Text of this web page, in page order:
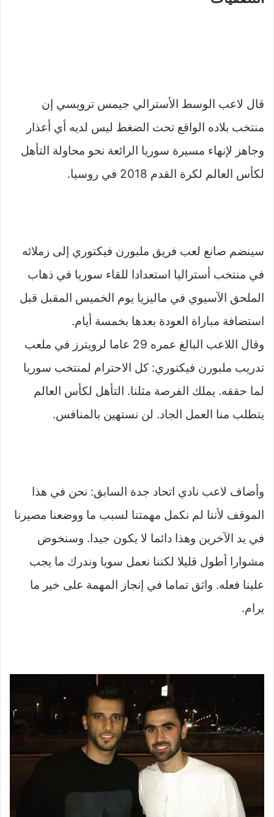
قال لاعب الوسط الأسترالي جيمس ترويسي إن
منتخب بلاده الواقع تحت الضغط ليس لديه أي أعذار
وجاهز لإنهاء مسيرة سوريا الرائعة نحو محاولة التأهل
لكأس العالم لكرة القدم 2018 في روسيا.
سينضم صانع لعب فريق ملبورن فيكتوري إلى زملائه
في منتخب أستراليا استعدادا للقاء سوريا في ذهاب
الملحق الآسيوي في ماليزيا يوم الخميس المقبل قبل
استضافة مباراة العودة بعدها بخمسة أيام.
وقال اللاعب البالغ عمره 29 عاما لرويترز في ملعب
تدريب ملبورن فيكتوري: كل الاحترام لمنتخب سوريا
لما حققه. يملك الفرصة مثلنا. التأهل لكأس العالم
يتطلب منا العمل الجاد. لن نستهين بالمنافس.
وأضاف لاعب نادي اتحاد جدة السابق: نحن في هذا
الموقف لأننا لم نكمل مهمتنا لسبب ما ووضعنا مصيرنا
في يد الآخرين وهذا دائما لا يكون جيدا. وسنخوض
مشوارا أطول قليلا لكننا نعمل سويا وندرك ما يجب
علينا فعله. واثق تماما في إنجاز المهمة على خير ما
يرام.